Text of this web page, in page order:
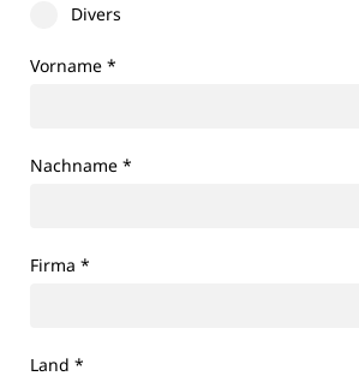
Divers
Vorname *
Nachname *
Firma *
Land *